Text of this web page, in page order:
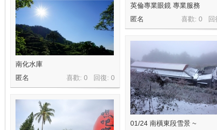
英倫專業眼鏡 專業服務
喜歡: 0 回
匿名
南化水庫
喜歡: 0 回復: 0
匿名
01/24 南橫東段雪景 ~